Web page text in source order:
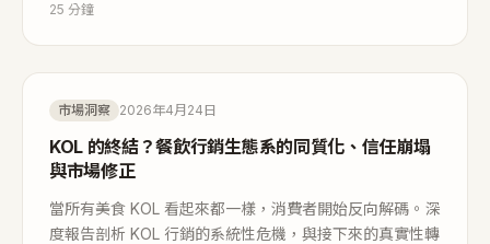
25 分鐘
市場洞察 2026年4月24日
KOL 的終結？餐飲行銷生態系的同質化、信任崩塌
與市場修正
當所有美食 KOL 看起來都一樣，消費者開始反向解碼。深
度報告剖析 KOL 行銷的系統性危機，與接下來的真實性轉